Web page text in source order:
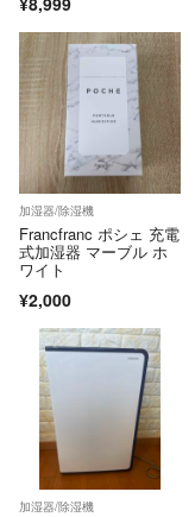
加湿器/除湿機
Francfranc ポシェ 充電
式加湿器 マーブル ホ
ワイト
¥2,000
加湿器/除湿機